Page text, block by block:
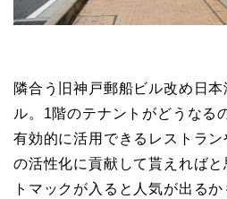
隣合う旧神戸郵船ビル改め日
ル。1階のテナントがどうなる
有効的に活用できるレストラ
の活性化に貢献して貰えれば
トマックが入ると人気が出るか